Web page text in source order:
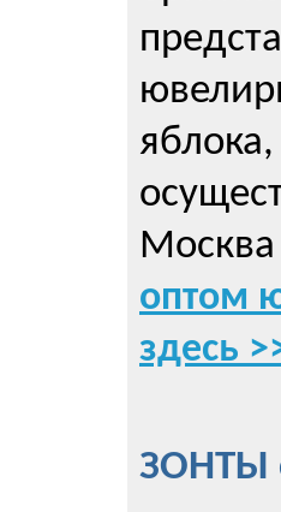
Москва
оптом
здесь
ЗОНТЫ